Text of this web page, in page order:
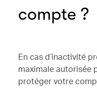
compte ?
En cas d’inactivité
maximale autorisée
protéger votre